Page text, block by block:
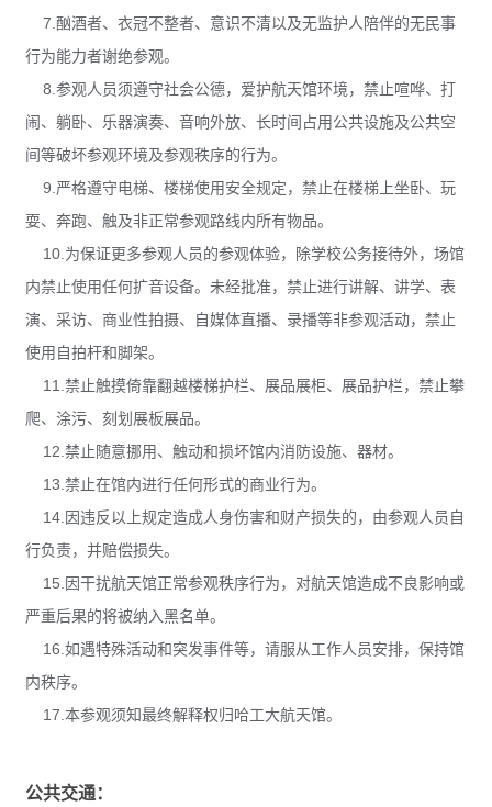
7.酗酒者、衣冠不整者、意识不清以及无监护人陪伴的无民事
行为能力者谢绝参观。
8.参观人员须遵守社会公德，爱护航天馆环境，禁止喧哗、打
闹、躺卧、乐器演奏、音响外放、长时间占用公共设施及公共空
间等破坏参观环境及参观秩序的行为。
9.严格遵守电梯、楼梯使用安全规定，禁止在楼梯上坐卧、玩
耍、奔跑、触及非正常参观路线内所有物品。
10.为保证更多参观人员的参观体验，除学校公务接待外，场馆
内禁止使用任何扩音设备。未经批准，禁止进行讲解、讲学、表
演、采访、商业性拍摄、自媒体直播、录播等非参观活动，禁止
使用自拍杆和脚架。
11.禁止触摸倚靠翻越楼梯护栏、展品展柜、展品护栏，禁止攀
爬、涂污、刻划展板展品。
12.禁止随意挪用、触动和损坏馆内消防设施、器材。
13.禁止在馆内进行任何形式的商业行为。
14.因违反以上规定造成人身伤害和财产损失的，由参观人员自
行负责，并赔偿损失。
15.因干扰航天馆正常参观秩序行为，对航天馆造成不良影响或
严重后果的将被纳入黑名单。
16.如遇特殊活动和突发事件等，请服从工作人员安排，保持馆
内秩序。
17.本参观须知最终解释权归哈工大航天馆。
公共交通：